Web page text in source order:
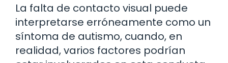
La falta de contacto visual puede
interpretarse erróneamente como un
síntoma de autismo, cuando, en
realidad, varios factores podrían